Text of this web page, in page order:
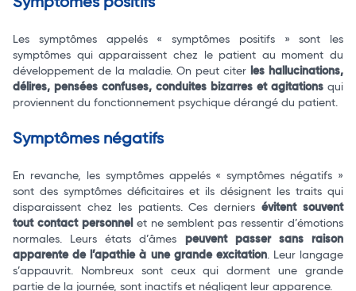
Les symptômes appelés « symptômes positifs » sont les
symptômes qui apparaissent chez le patient au moment du
développement de la maladie. On peut citer les hallucinations,
délires, pensées confuses, conduites bizarres et agitations qui
proviennent du fonctionnement psychique dérangé du patient.
Symptômes négatifs
En revanche, les symptômes appelés « symptômes négatifs »
sont des symptômes déficitaires et ils désignent les traits qui
disparaissent chez les patients. Ces derniersévitent souvent
tout contact personnel et ne semblent pas ressentir d’émotions
normales. Leurs états d’âmes peuvent passer sans raison
apparente de l’apathie à une grande excitation. Leur langage
s’appauvrit. Nombreux sont ceux qui dorment une grande
partie de la journée, sont inactifs et négligent leur apparence.